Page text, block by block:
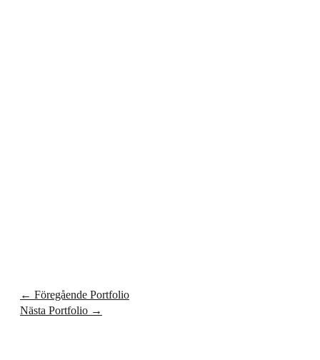
← Föregående Portfolio
Nästa Portfolio →